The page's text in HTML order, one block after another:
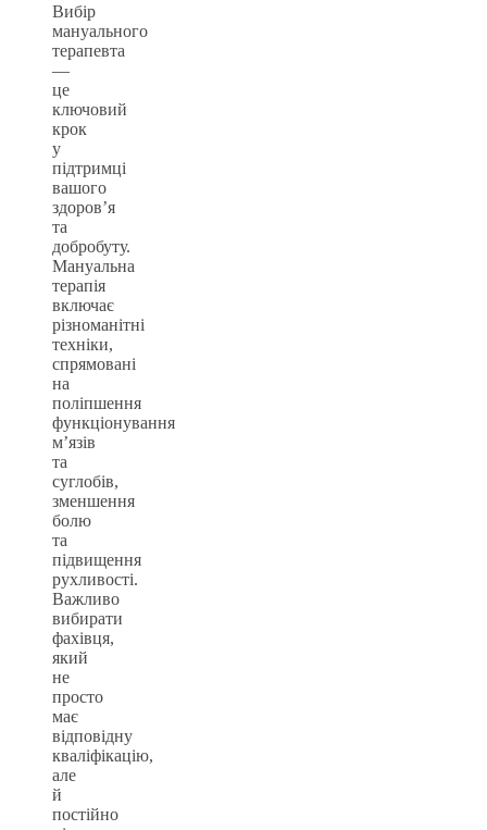
Вибір
мануального
терапевта
—
це
ключовий
крок
у
підтримці
вашого
здоров’я
та
добробуту.
Мануальна
терапія
включає
різноманітні
техніки,
спрямовані
на
поліпшення
функціонування
м’язів
та
суглобів,
зменшення
болю
та
підвищення
рухливості.
Важливо
вибирати
фахівця,
який
не
просто
має
відповідну
кваліфікацію,
але
й
постійно